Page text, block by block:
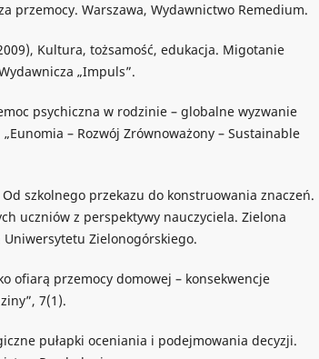
przemocy. Warszawa, Wydawnictwo Remedium.
Kultura, tożsamość, edukacja. Migotanie
„Impuls”.
psychiczna w rodzinie – globalne wyzwanie
– Rozwój Zrównoważony – Sustainable
Od szkolnego przekazu do konstruowania znaczeń.
uczniów z perspektywy nauczyciela. Zielona
Uniwersytetu Zielonogórskiego.
ofiarą przemocy domowej – konsekwencje
7(1).
pułapki oceniania i podejmowania decyzji.